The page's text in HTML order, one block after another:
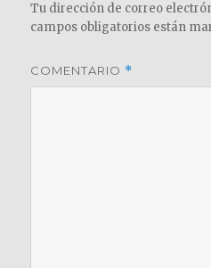
Tu dirección de correo
campos obligatorios están
COMENTARIO *